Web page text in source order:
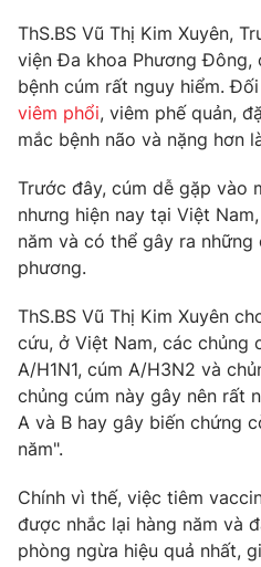
Nhân vật
Khán giả
Giải sao mai
Âm nhạc
Sao
Đời sống
Du lịch
Làm đẹp
Giáo dục
Tuyển sinh
Học trực tuyến
Công nghệ
Hitech Công nghệ tương lai
Sản phẩm
Tư vấn
Giao lưu trực tuyến
Lịch phát sóng
Chuyên mục khác
Emagazine
Video
ThS.BS Vũ Thị Kim Xuyên,
viện Đa khoa Phương Đông,
bệnh cúm rất nguy hiểm.
viêm phổi, viêm phế quản,
mắc bệnh não và nặng hơn
Trước đây, cúm dễ gặp vào
nhưng hiện nay tại Việt
năm và có thể gây ra
phương.
ThS.BS Vũ Thị Kim Xuyên
cứu, ở Việt Nam, các chủng
A/H1N1, cúm A/H3N2 và
chủng cúm này gây nên rất
A và B hay gây biến chứng
năm".
Chính vì thế, việc tiêm
được nhắc lại hàng năm và
phòng ngừa hiệu quả nhất,